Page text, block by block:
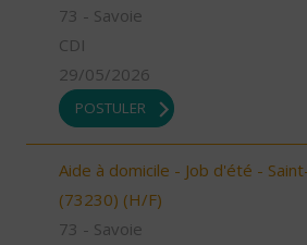
73 - Savoie
CDI
29/05/2026
POSTULER
Aide à domicile - Job d'été -
(73230) (H/F)
73 - Savoie